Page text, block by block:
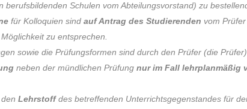
berufsbildenden Schulen vom Abteilungsvorstand) zu
für Kolloquien sind auf Antrag des Studierenden vom
zu entsprechen.
sowie die Prüfungsformen sind durch den Prüfer (die
neben der mündlichen Prüfung nur im Fall lehrplanmäßig
Lehrstoffdes betreffenden Unterrichtsgegenstandes für